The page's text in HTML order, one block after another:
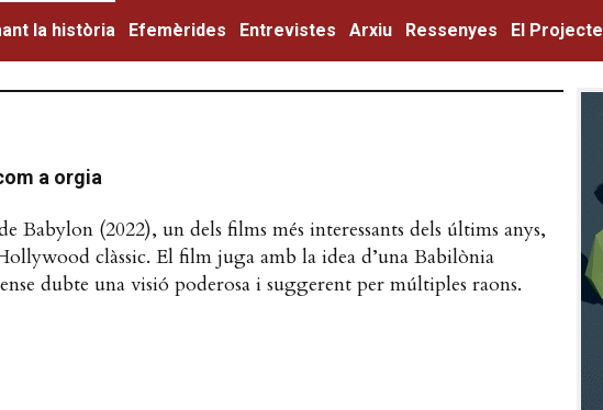
la història Efemèrides Entrevistes Arxiu Ressenyes El Projecte
a orgia
Babylon (2022), un dels films més interessants dels últims anys,
clàssic. El film juga amb la idea d’una Babilònia
dubte una visió poderosa i suggerent per múltiples raons.